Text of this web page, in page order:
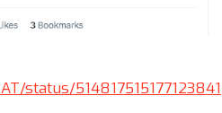
status/514817515177123841